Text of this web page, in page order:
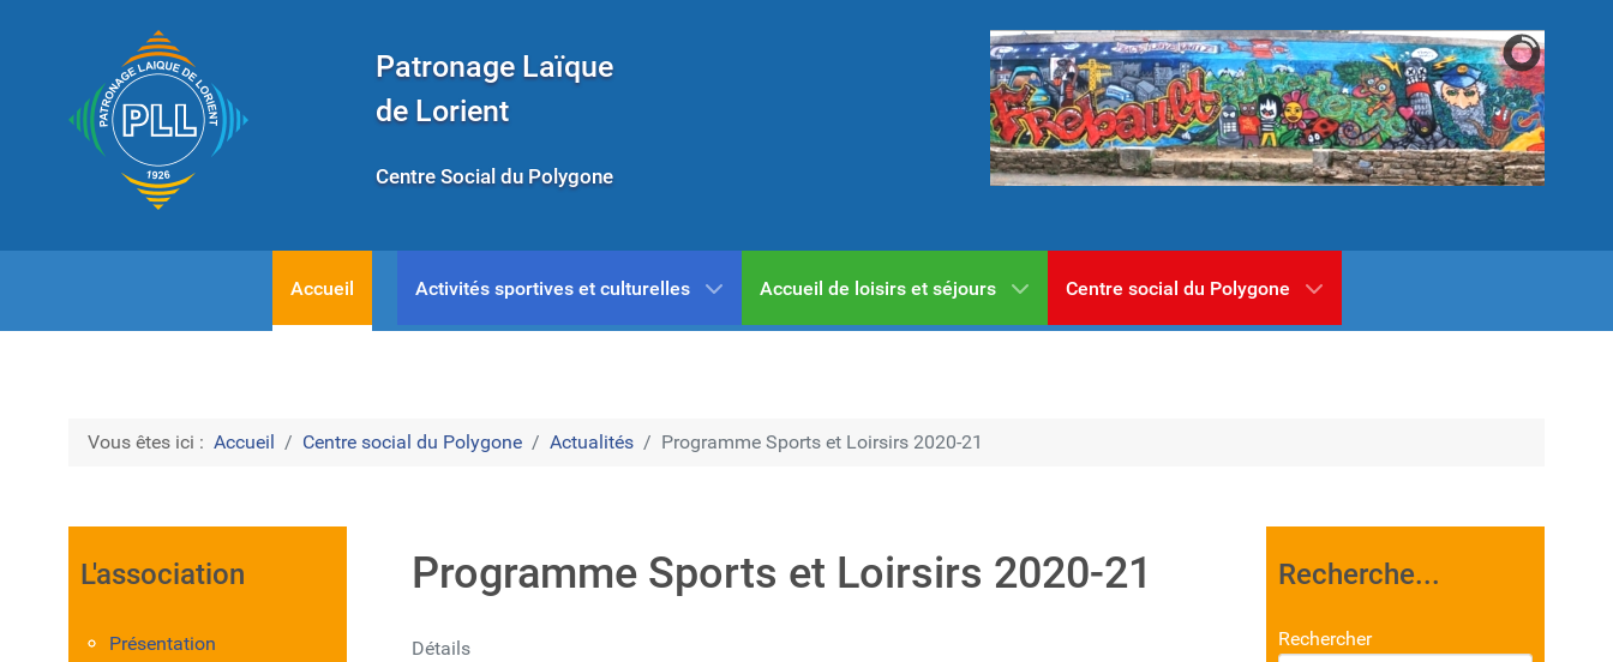
Patronage Laïque
de Lorient
Centre Social du Polygone
Accueil Activités sportives et culturelles Accueil de loisirs et séjours Centre social du Polygone
Vous êtes ici : Accueil Centre social du Polygone Actualités Programme Sports et Loirsirs 2020-21
L'association
Présentation
Programme Sports et Loirsirs 2020-21
Détails
Recherche...
Rechercher